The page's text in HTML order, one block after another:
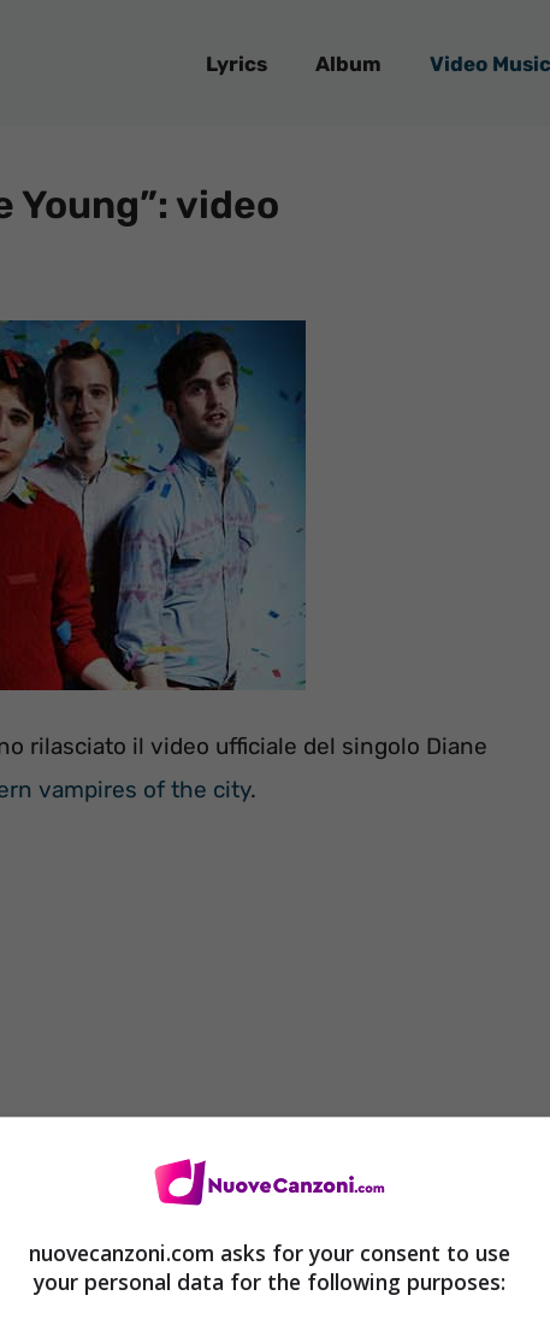
Lyrics Album Video
Young”: video
rilasciato il video ufficiale del singolo Diane
vampires of the city.
marzo,
proponendovi l’audio anche dell’altro
stato diretto da Primo Kahn e si ispira
nuovecanzoni.com asks for your consent to use
your personal data for the following purposes: